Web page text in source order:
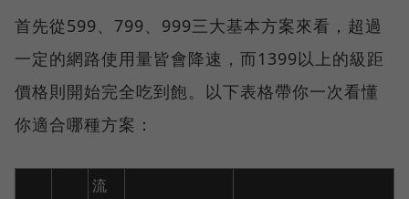
首先從599、799、999三大基本方案來看，超過
一定的網路使用量皆會降速，而1399以上的級距
價格則開始完全吃到飽。以下表格帶你一次看懂
你適合哪種方案：
流